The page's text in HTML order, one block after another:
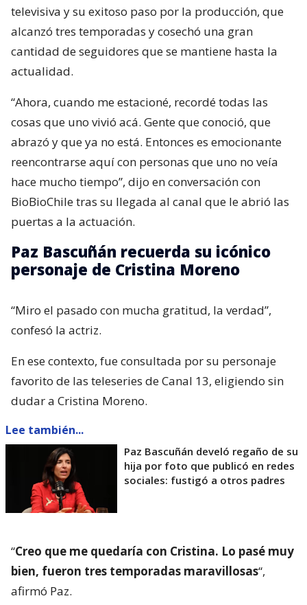
televisiva y su exitoso paso por la producción, que
alcanzó tres temporadas y cosechó una gran
cantidad de seguidores que se mantiene hasta la
actualidad.
“Ahora, cuando me estacioné, recordé todas las
cosas que uno vivió acá. Gente que conoció, que
abrazó y que ya no está. Entonces es emocionante
reencontrarse aquí con personas que uno no veía
hace mucho tiempo”, dijo en conversación con
BioBioChile tras su llegada al canal que le abrió las
puertas a la actuación.
Paz Bascuñán recuerda su icónico
personaje de Cristina Moreno
“Miro el pasado con mucha gratitud, la verdad”,
confesó la actriz.
En ese contexto, fue consultada por su personaje
favorito de las teleseries de Canal 13, eligiendo sin
dudar a Cristina Moreno.
Lee también...
Paz Bascuñán develó regaño de su
hija por foto que publicó en redes
sociales: fustigó a otros padres
“Creo que me quedaría con Cristina. Lo pasé muy
bien, fueron tres temporadas maravillosas“,
afirmó Paz.